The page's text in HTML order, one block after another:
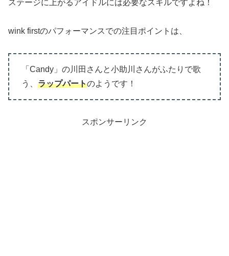
ステージに上がるアイドルには必要なスキルですよね！
wink firstのパフォーマンスでの注目ポイントは、
「Candy」の川田さんと小助川さんがふたりで歌
う、 ラップパートのようです！
スポンサーリンク